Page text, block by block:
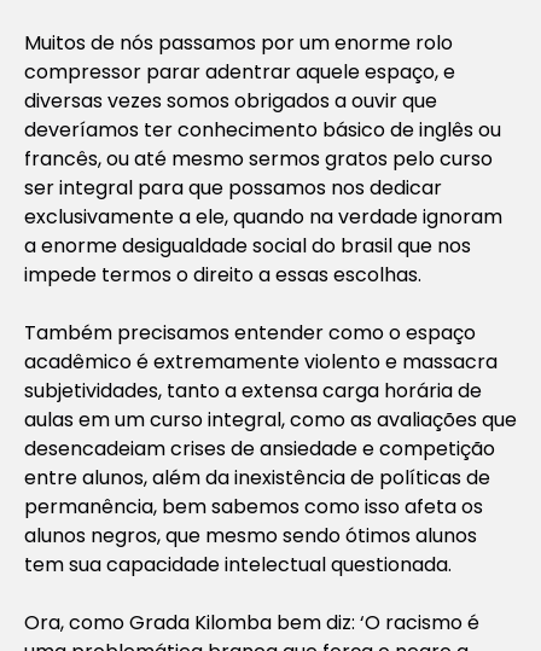
Muitos de nós passamos por um enorme rolo
compressor parar adentrar aquele espaço, e
diversas vezes somos obrigados a ouvir que
deveríamos ter conhecimento básico de inglês ou
francês, ou até mesmo sermos gratos pelo curso
ser integral para que possamos nos dedicar
exclusivamente a ele, quando na verdade ignoram
a enorme desigualdade social do brasil que nos
impede termos o direito a essas escolhas.
Também precisamos entender como o espaço
acadêmico é extremamente violento e massacra
subjetividades, tanto a extensa carga horária de
aulas em um curso integral, como as avaliações que
desencadeiam crises de ansiedade e competição
entre alunos, além da inexistência de políticas de
permanência, bem sabemos como isso afeta os
alunos negros, que mesmo sendo ótimos alunos
tem sua capacidade intelectual questionada.
Ora, como Grada Kilomba bem diz: ‘O racismo é